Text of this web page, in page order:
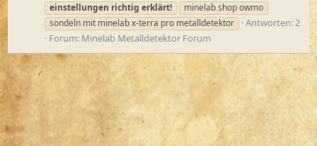
einstellungen richtig erklärt!
minelab shop owmo
sondeln mit minelab x-terra pro metalldetektor
Antworten: 2
Forum: Minelab Metalldetektor Forum